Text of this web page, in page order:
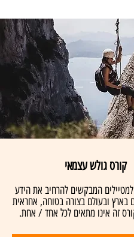
קורס גולש עצמאי
המבקשים להרחיב את הידע
בארץ ובעולם בצורה בטוחה, אחראית
זה אינו מתאים לכל אחד / אחת.